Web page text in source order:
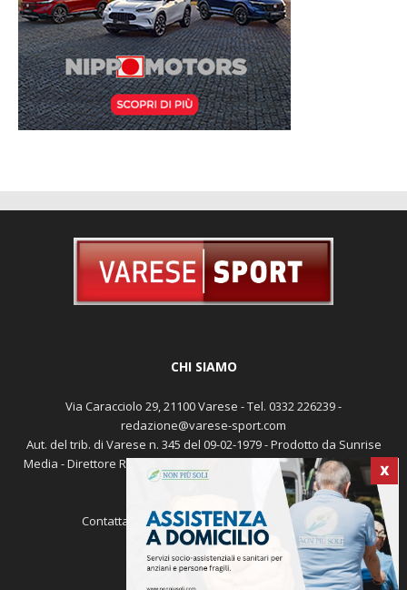
X
CHI SIAMO
Via Caracciolo 29, 21100 Varese - Tel. 0332 226239 -
redazione@varese-sport.com
Aut. del trib. di Varese n. 345 del 09-02-1979 - Prodotto da Sunrise
Media - Direttore Responsabile: Michele Marocco -Cookie policy
Pubblicità
Contattaci: redazione@varese-sport.com